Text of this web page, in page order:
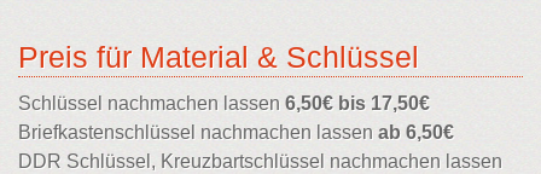
Preis für Material & Schlüssel
Schlüssel nachmachen lassen 6,50€ bis 17,50€
Briefkastenschlüssel nachmachen lassen ab 6,50€
DDR Schlüssel, Kreuzbartschlüssel nachmachen lassen